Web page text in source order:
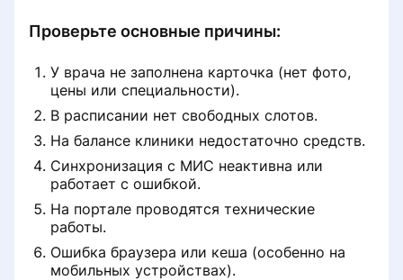
Проверьте основные причины:
У врача не заполнена карточка (нет фото,
цены или специальности).
В расписании нет свободных слотов.
На балансе клиники недостаточно средств.
Синхронизация с МИС неактивна или
работает с ошибкой.
На портале проводятся технические
работы.
Ошибка браузера или кеша (особенно на
мобильных устройствах).